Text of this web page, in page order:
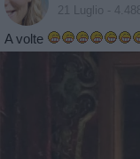
21 Luglio -
A volte